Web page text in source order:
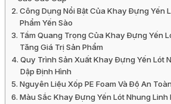
Công Dụng Nổi Bật Của Khay Đựng Yến
Phẩm Yến Sào
Tầm Quang Trọng Của Khay Đựng Yến
Tăng Giá Trị Sản Phẩm
Quy Trình Sản Xuất Khay Đựng Yến Lót
Dập Định Hình
Nguyên Liệu Xốp PE Foam Và Độ An
Màu Sắc Khay Đựng Yến Lót Nhung Linh